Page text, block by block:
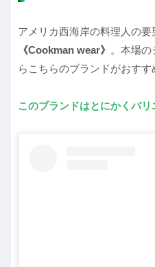
アメリカ西海岸の料理人の
《Cookman wear》 。本場
らこちらのブランドがおすす
このブランドはとにかくバリ